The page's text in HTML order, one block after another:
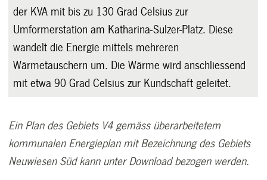
der KVA mit bis zu 130 Grad Celsius zur
Umformerstation am Katharina-Sulzer-Platz. Diese
wandelt die Energie mittels mehreren
Wärmetauschern um. Die Wärme wird anschliessend
mit etwa 90 Grad Celsius zur Kundschaft geleitet.
Ein Plan des Gebiets V4 gemäss überarbeitetem
kommunalen Energieplan mit Bezeichnung des Gebiets
Neuwiesen Süd kann unter Download bezogen werden.